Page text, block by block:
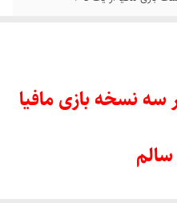
نسخه بازی مافیا